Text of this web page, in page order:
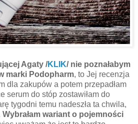
Agaty /KLIK/ nie poznałabym
marki Podopharm, to Jej recenzja
dla zakupów a potem przepadłam
serum do stóp zostawiłam do
tygodni temu nadeszła ta chwila,
Wybrałam wariant o pojemności